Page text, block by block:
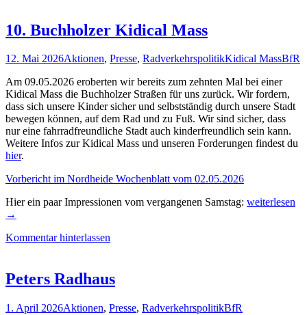
10. Buchholzer Kidical Mass
12. Mai 2026Aktionen, Presse, RadverkehrspolitikKidical MassBfR
Am 09.05.2026 eroberten wir bereits zum zehnten Mal bei einer
Kidical Mass die Buchholzer Straßen für uns zurück. Wir fordern,
dass sich unsere Kinder sicher und selbstständig durch unsere Stadt
bewegen können, auf dem Rad und zu Fuß. Wir sind sicher, dass
nur eine fahrradfreundliche Stadt auch kinderfreundlich sein kann.
Weitere Infos zur Kidical Mass und unseren Forderungen findest du
hier.
Vorbericht im Nordheide Wochenblatt vom 02.05.2026
Hier ein paar Impressionen vom vergangenen Samstag: 10.
weiterlesen
→
Kommentar hinterlassen
Peters Radhaus
1. April 2026Aktionen, Presse, RadverkehrspolitikBfR